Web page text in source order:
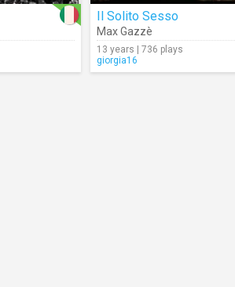
Il Solito Sesso
Max Gazzè
13 years | 736 plays
giorgia16